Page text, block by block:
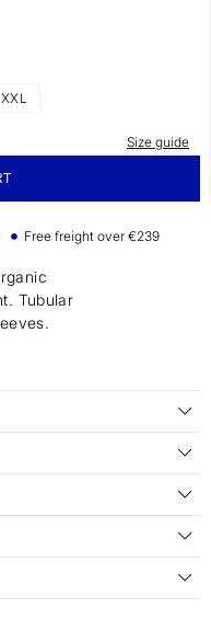
XXL
Size guide
Free freight over €239
Tubular